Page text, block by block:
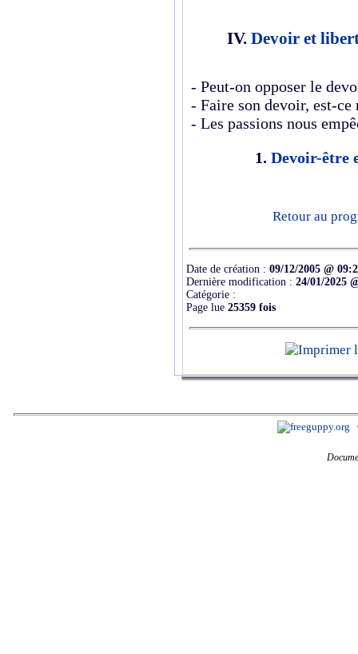
IV. Devoir et
- Peut-on opposer le
- Faire son devoir, est-ce
- Les passions nous
1. Devoir-être
Retour au
Date de création : 09/12/2005 @
Dernière modification : 24/01/2025
Catégorie :
Page lue 25359 fois